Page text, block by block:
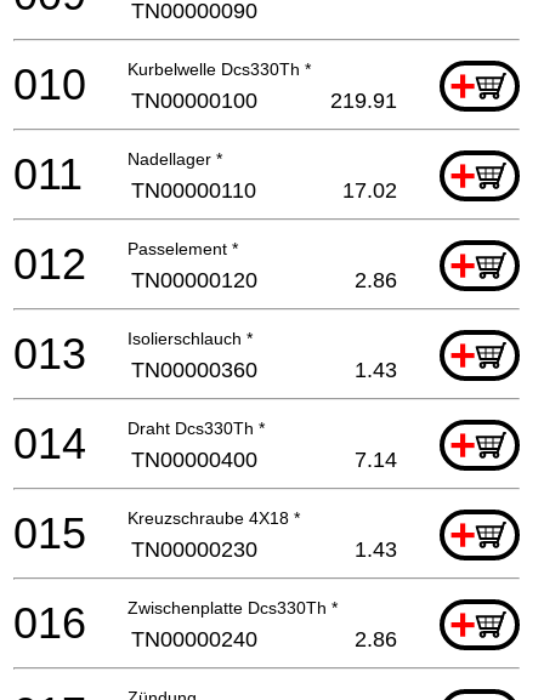
TN00000090
Kurbelwelle Dcs330Th * +
010 TN00000100 219.91
Nadellager * +
011 TN00000110 17.02
Passelement * +
012 TN00000120 2.86
Isolierschlauch * +
013 TN00000360 1.43
Draht Dcs330Th * +
014 TN00000400 7.14
Kreuzschraube 4X18 * +
015 TN00000230 1.43
Zwischenplatte Dcs330Th * +
016 TN00000240 2.86